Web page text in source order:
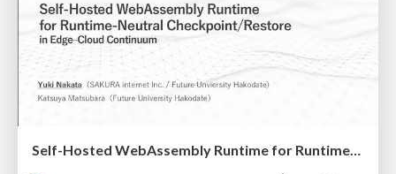
Self-Hosted WebAssembly Runtime for Runtime-Neutral Checkpoint/Restore in Edge–Cloud Continuum